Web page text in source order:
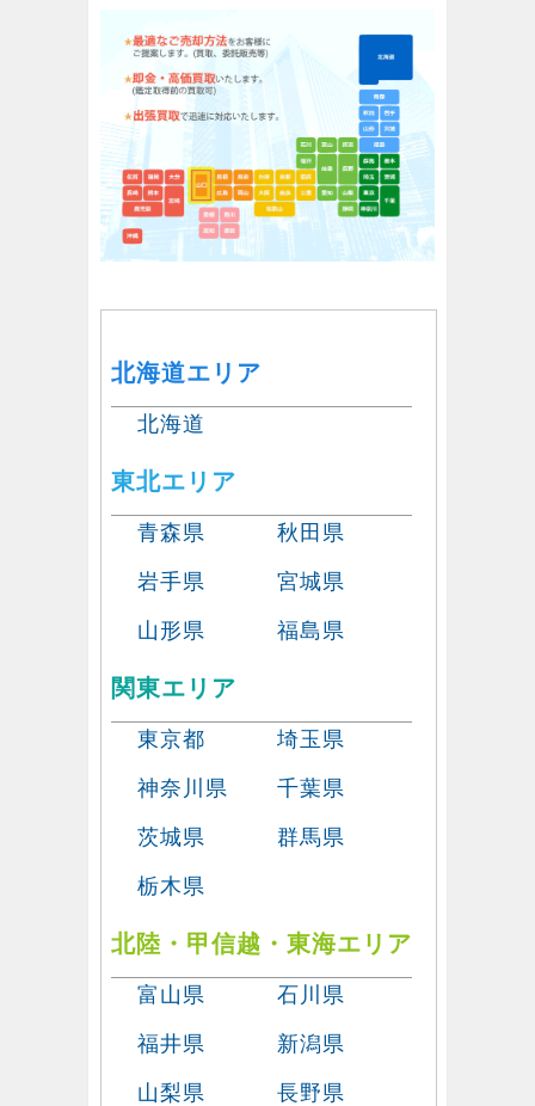
北海道エリア
北海道
東北エリア
青森県 秋田県
岩手県 宮城県
山形県 福島県
関東エリア
東京都 埼玉県
神奈川県 千葉県
茨城県 群馬県
栃木県
北陸・甲信越・東海エリア
富山県 石川県
福井県 新潟県
山梨県 長野県